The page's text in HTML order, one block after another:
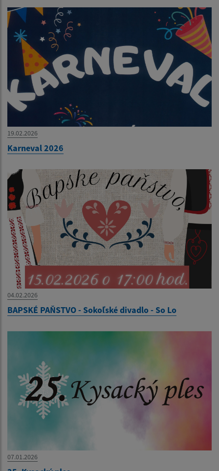
19.02.2026
Karneval 2026
04.02.2026
BAPSKÉ PAŇSTVO - Sokoľské divadlo - So Lo
07.01.2026